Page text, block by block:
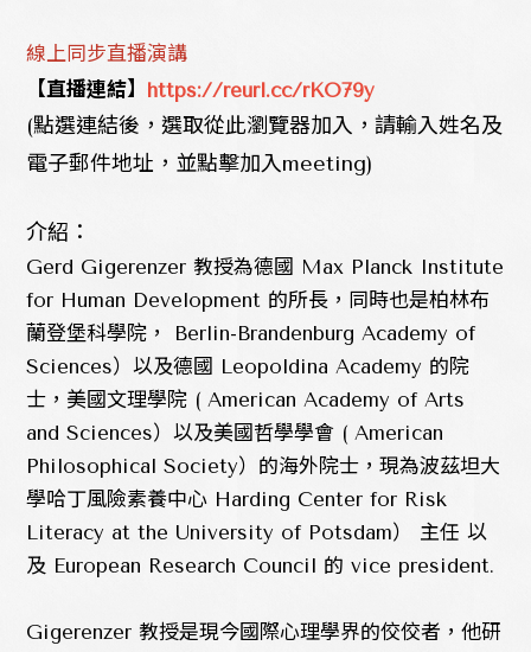
線上同步直播演講
【直播連結】 https://reurl.cc/rKO79y
(點選連結後，選取從此瀏覽器加入，請輸入姓名及
電子郵件地址，並點擊加入meeting)
介紹：
Gerd Gigerenzer 教授為德國 Max Planck Institute
for Human Development 的所長，同時也是柏林布
蘭登堡科學院， Berlin-Brandenburg Academy of
Sciences）以及德國 Leopoldina Academy 的院
士，美國文理學院 ( American Academy of Arts
and Sciences）以及美國哲學學會 ( American
Philosophical Society）的海外院士，現為波茲坦大
學哈丁風險素養中心 Harding Center for Risk
Literacy at the University of Potsdam） 主任 以
及 European Research Council 的 vice president.
Gigerenzer 教授是現今國際心理學界的佼佼者，他研